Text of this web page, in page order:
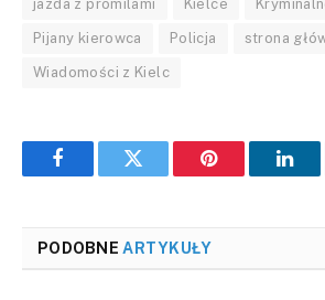
jazda z promilami Kielce
Pijany kierowca Policja strona
Wiadomości z Kielc
FacebookTwitter Pinterest
PODOBNEARTYKUŁY